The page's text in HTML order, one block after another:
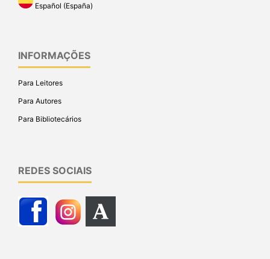
Español (España)
INFORMAÇÕES
Para Leitores
Para Autores
Para Bibliotecários
REDES SOCIAIS